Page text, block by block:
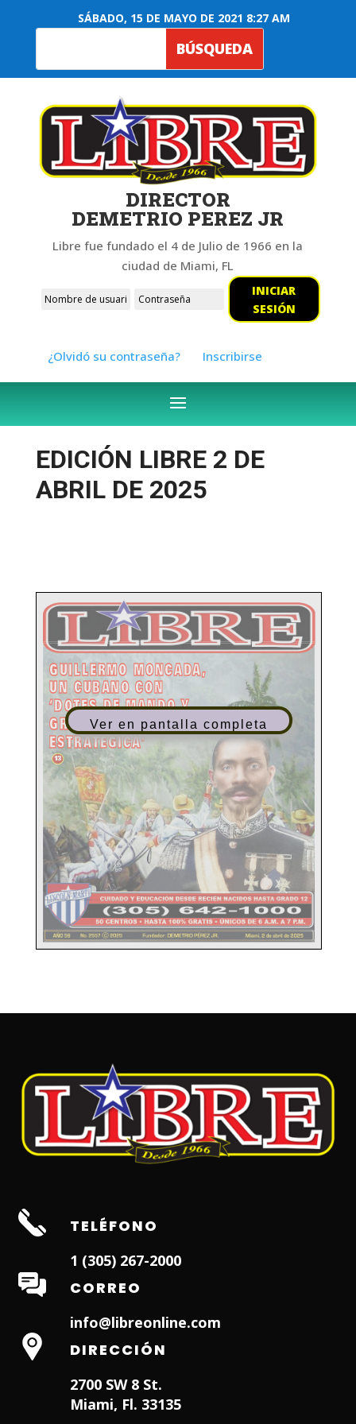
SÁBADO, 15 DE MAYO DE 2021 8:27 AM
DIRECTOR
DEMETRIO PEREZ JR
Libre fue fundado el 4 de Julio de 1966 en la
ciudad de Miami, FL
INICIAR
SESIÓN
¿Olvidó su contraseña? Inscribirse
EDICIÓN LIBRE 2 DE
ABRIL DE 2025
Ver en pantalla completa
TELÉFONO
1 (305) 267-2000
CORREO
info@libreonline.com
DIRECCIÓN
2700 SW 8 St.
Miami, Fl. 33135